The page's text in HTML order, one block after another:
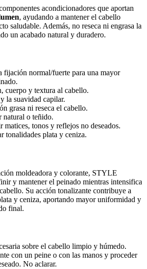
acondicionadores que aportan
, ayudando a mantener el cabello
saludable. Además, no reseca ni engrasa la
un acabado natural y duradero.
fijación normal/fuerte para una mayor
cuerpo y textura al cabello.
la suavidad capilar.
grasa ni reseca el cabello.
natural o teñido.
matices, tonos y reflejos no deseados.
tonalidades plata y ceniza.
moldeadora y colorante, STYLE
y mantener el peinado mientras intensifica
Su acción tonalizante contribuye a
y ceniza, aportando mayor uniformidad y
final.
sobre el cabello limpio y húmedo.
con un peine o con las manos y proceder
No aclarar.